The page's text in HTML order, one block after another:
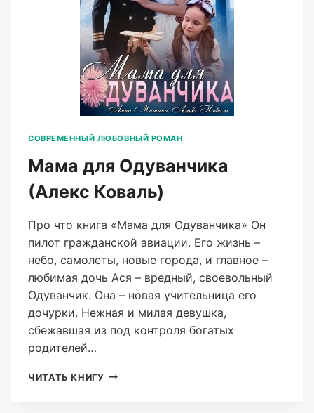
СОВРЕМЕННЫЙ ЛЮБОВНЫЙ РОМАН
Мама для Одуванчика
(Алекс Коваль)
Про что книга «Мама для Одуванчика» Он
пилот гражданской авиации. Его жизнь –
небо, самолеты, новые города, и главное –
любимая дочь Ася – вредный, своевольный
Одуванчик. Она – новая учительница его
дочурки. Нежная и милая девушка,
сбежавшая из под контроля богатых
родителей…
ЧИТАТЬ КНИГУ МАМА